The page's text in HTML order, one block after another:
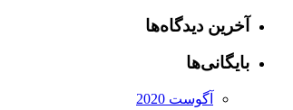
آخرین دیدگاه‌ها
بایگانی‌ها
آگوست 2020